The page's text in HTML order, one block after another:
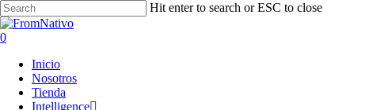
Skip
to
main
Hit enter to search or ESC to close
Close
Search
search
account
0
Inicio
Nosotros
Tienda
Intelligence